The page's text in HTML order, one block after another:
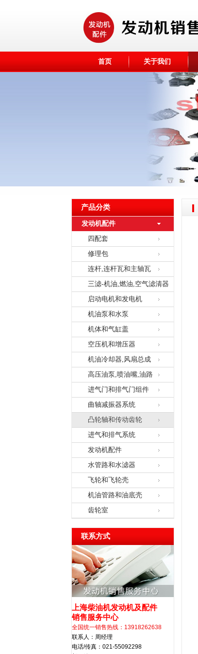
首页 关于我们
产品分类
发动机配件
四配套
修理包
连杆,连杆瓦和主轴瓦
三滤-机油,燃油,空气滤清器
启动电机和发电机
机油泵和水泵
机体和气缸盖
空压机和增压器
机油冷却器,风扇总成
高压油泵,喷油嘴,油路
进气门和排气门组件
曲轴减振器系统
凸轮轴和传动齿轮
进气和排气系统
发动机配件
水管路和水滤器
飞轮和飞轮壳
机油管路和油底壳
齿轮室
联系方式
上海柴油机发动机及配件
销售服务中心
全国统一销售热线：13918262638
联系人：周经理
电话/传真：021-55092298